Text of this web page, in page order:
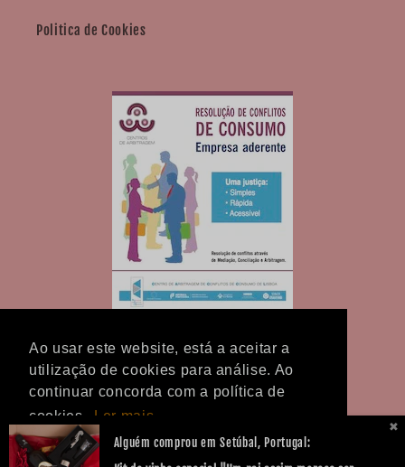
Ao usar este website, está a aceitar a
utilização de cookies para análise. Ao
continuar concorda com a política de
cookies.
Ler mais
Ok!
Politica de Cookies
✖
Alguém comprou em Setúbal, Portugal: